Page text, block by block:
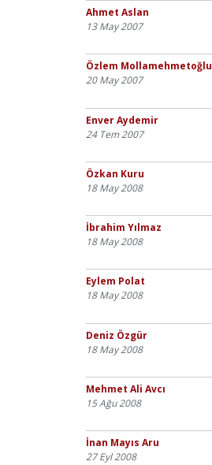
Ahmet Aslan
13 May 2007
Özlem Mollamehmetoğlu
20 May 2007
Enver Aydemir
24 Tem 2007
Özkan Kuru
18 May 2008
İbrahim Yılmaz
18 May 2008
Eylem Polat
18 May 2008
Deniz Özgür
18 May 2008
Mehmet Ali Avcı
15 Ağu 2008
İnan Mayıs Aru
27 Eyl 2008